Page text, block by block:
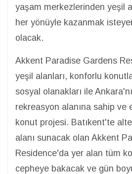
yaşam merkezlerinden yeşil
her yönüyle kazanmak
olacak.
Akkent Paradise Gardens
yeşil alanları, konforlu
sosyal olanakları ile
rekreasyon alanına sahip ve
konut projesi. Batıkent'te
alanı sunacak olan Akkent
Residence'da yer alan tüm
cepheye bakacak ve gün